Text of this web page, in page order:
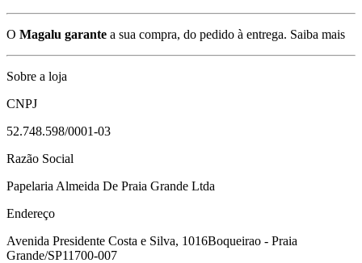
O Magalu garante a sua compra, do pedido à entrega. Saiba mais
Sobre a loja
CNPJ
52.748.598/0001-03
Razão Social
Papelaria Almeida De Praia Grande Ltda
Endereço
Avenida Presidente Costa e Silva, 1016Boqueirao - Praia
Grande/SP11700-007